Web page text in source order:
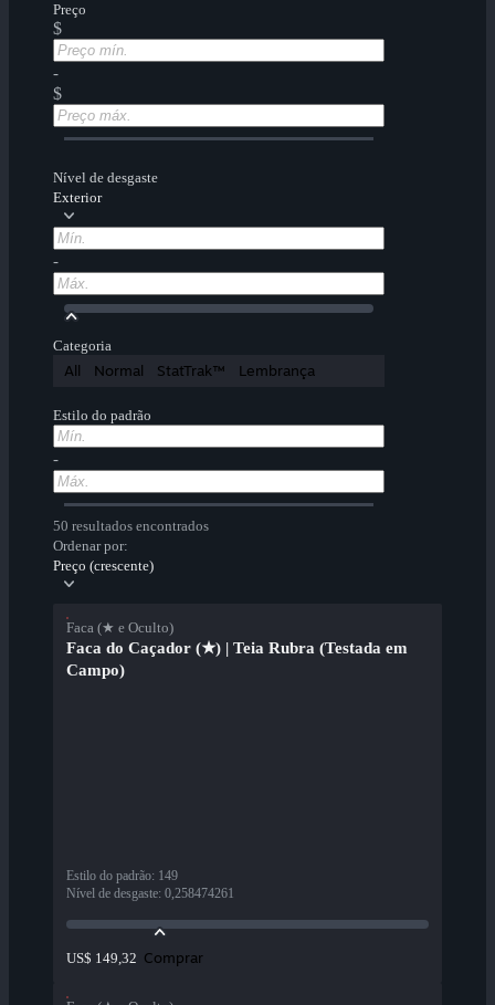
Preço
$
-
$
Nível de desgaste
Exterior
-
Categoria
All Normal StatTrak™ Lembrança
Estilo do padrão
-
50 resultados encontrados
Ordenar por:
Preço (crescente)
Faca (★ e Oculto)
Faca do Caçador (★) | Teia Rubra (Testada em
Campo)
Estilo do padrão: 149
Nível de desgaste: 0,258474261
US$ 149,32 Comprar